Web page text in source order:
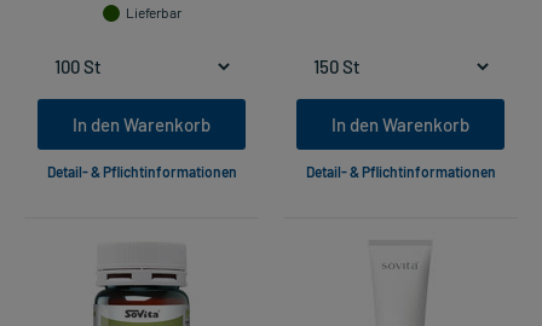
Lieferbar
In den Warenkorb
Detail- & Pflichtinformationen
In den Warenkorb
Detail- & Pflichtinformationen